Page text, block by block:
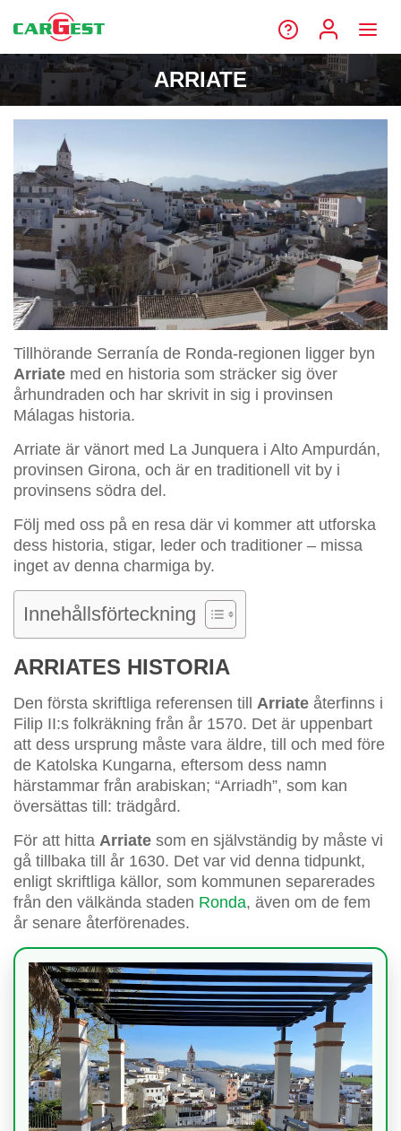
ARRIATE
Tillhörande Serranía de Ronda-regionen ligger byn
Arriate med en historia som sträcker sig över
århundraden och har skrivit in sig i provinsen
Málagas historia.
Arriate är vänort med La Junquera i Alto Ampurdán,
provinsen Girona, och är en traditionell vit by i
provinsens södra del.
Följ med oss på en resa där vi kommer att utforska
dess historia, stigar, leder och traditioner – missa
inget av denna charmiga by.
Innehållsförteckning
ARRIATES HISTORIA
Den första skriftliga referensen till Arriate återfinns i
Filip II:s folkräkning från år 1570. Det är uppenbart
att dess ursprung måste vara äldre, till och med före
de Katolska Kungarna, eftersom dess namn
härstammar från arabiskan; “Arriadh”, som kan
översättas till: trädgård.
För att hitta Arriate som en självständig by måste vi
gå tillbaka till år 1630. Det var vid denna tidpunkt,
enligt skriftliga källor, som kommunen separerades
från den välkända staden Ronda, även om de fem
år senare återförenades.